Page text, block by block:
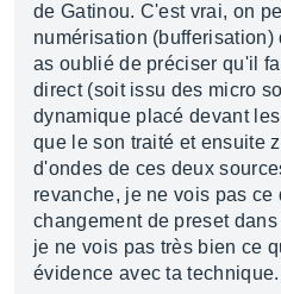
de Gatinou. C'est vrai, on
numérisation (bufferisation)
as oublié de préciser qu'il
direct (soit issu des micro
dynamique placé devant
que le son traité et ensuite
d'ondes de ces deux
revanche, je ne vois pas ce
changement de preset
je ne vois pas très bien ce
évidence avec ta technique.